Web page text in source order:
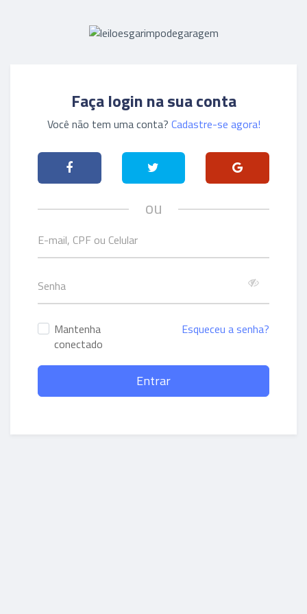
Faça login na sua conta
Você não tem uma conta? Cadastre-se agora!
ou
Mantenha
conectado
Esqueceu a senha?
Entrar